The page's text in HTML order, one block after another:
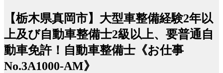
【栃木県真岡市】大型車整備経験2年以
上及び自動車整備士2級以上、要普通自
動車免許！自動車整備士《お仕事
No.3A1000-AM》